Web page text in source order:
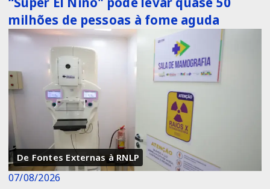
milhões de pessoas à fome aguda
De Fontes Externas à RNLP
07/08/2026